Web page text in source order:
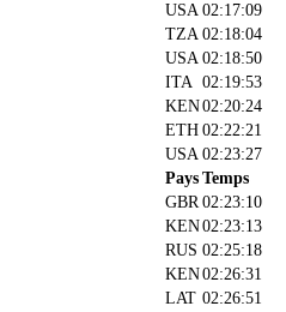
USA 02:17:09
TZA 02:18:04
USA 02:18:50
ITA 02:19:53
KEN02:20:24
ETH 02:22:21
USA 02:23:27
Pays Temps
GBR 02:23:10
KEN02:23:13
RUS 02:25:18
KEN02:26:31
LAT 02:26:51